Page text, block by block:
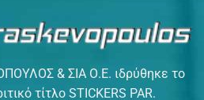
& ΣΙΑ Ο.Ε. ιδρύθηκε το
τίτλο STICKERS PAR.